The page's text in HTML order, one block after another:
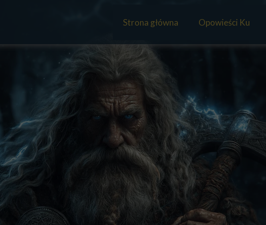
Strona główna Opowieści Ku